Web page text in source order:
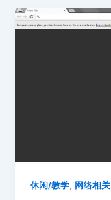
休闲/教学, 网络相关